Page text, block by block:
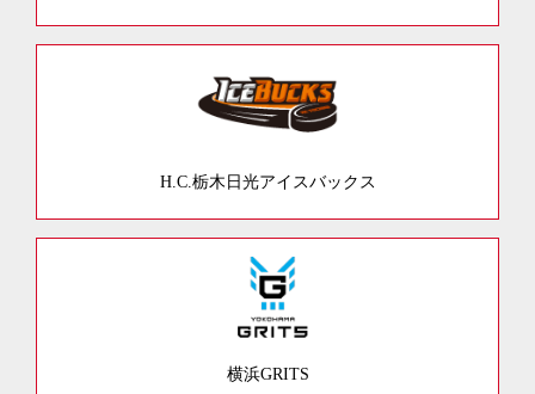
H.C.栃木日光アイスバックス
横浜GRITS